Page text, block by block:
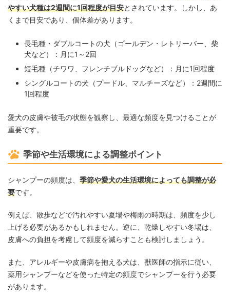
やすい犬種は2週間に1回程度が目安とされています。しかし、あ
くまで目安であり、個体差があります。
長毛種・ダブルコートの犬（ゴールデン・レトリーバー、柴
犬など）：月に1～2回
短毛種（チワワ、フレンチブルドッグなど）：月に1回程度
シングルコートの犬（プードル、マルチーズなど）：2週間に
1回程度
愛犬の皮膚や被毛の状態を観察し、最適な頻度を見つけることが
重要です。
季節や生活環境による調整ポイント
シャンプーの頻度は、 季節や愛犬の生活環境によっても調整が必
要です。
例えば、散歩などで汚れやすい夏場や梅雨の時期は、頻度を少し
上げる必要があるかもしれません。逆に、乾燥しやすい冬場は、
皮膚への負担を考慮して頻度を減らすことも検討しましょう。
また、アレルギーや皮膚病を抱える犬は、獣医師の指示に従い、
薬用シャンプーなどを使った特定の頻度でシャンプーを行う必要
があります。